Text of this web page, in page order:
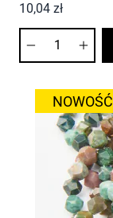
10,04 zł
NOWOŚĆ